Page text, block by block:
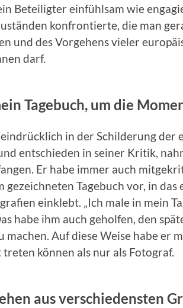
Beteiligter einfühlsam wie
konfrontierte, die man
und des Vorgehens vieler
darf.
Tagebuch, um die
in der Schilderung der
entschieden in seiner Kritik,
Er habe immer auch
gezeichneten Tagebuch vor, in das
einklebt. „Ich male in mein
habe ihm auch geholfen, den
machen. Auf diese Weise habe er
können als nur als Fotograf.
aus verschiedensten